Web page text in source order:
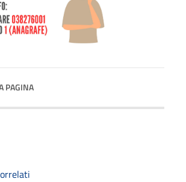
PAGINA